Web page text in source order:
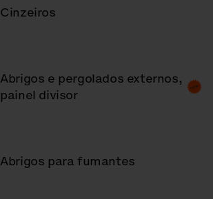
Cinzeiros
Abrigos e pergolados externos,
painel divisor
Abrigos para fumantes